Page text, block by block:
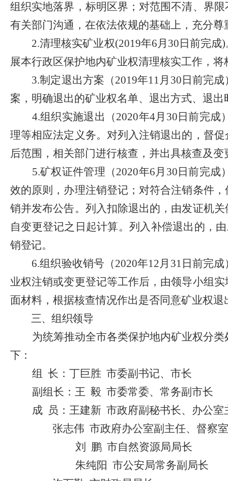
组织实地落界，标明区界；对范围不清、界
有关部门沟通，在依法依规的基础上，充分
2.清理核实矿业权(2019年6月 30 日前完成)
展本行政区保护地内矿业权清理核实工作，
3.制定退出方案（2019年11月 30 日前完成
案，明确退出的矿业权名单、退出方式、退
4.组织实施退出（2020年4月 30 日前完成
理等相应法定义务。对列入注销退出的，督
后范围，相关部门进行核查，并出具核查及
5.矿权证件管理（2020年6月 30 日前完成
效的原则，办理注销登记；对符合注销条件
销并发布公告。列入扣除退出的，由发证机
自变更登记之日起计算。列入补偿退出的，
销登记。
6.组织验收销号（2020年12月 31 日前完成
业权注销或变更登记等工作后，由领导小组
面材料，根据核查情况作出是否同意矿业权
三、组织领导
为统筹推动全市各类保护地内矿业权分
下：
组 长 ： 丁巨胜 市委副书记、市长
副组长：王 毅 市委常委、常务副市长
成
员：王建新 市政府副秘书长、办公室
张志伟 市政府办公室副主任、督察
刘
鹏 市自然资源局局长
朱纯阳 市公安局常务副局长